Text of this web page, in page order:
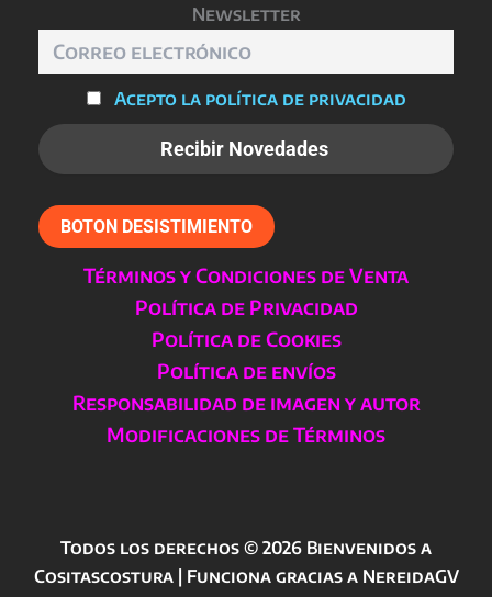
Newsletter
Acepto la política de privacidad
BOTON DESISTIMIENTO
Términos y Condiciones de Venta
Política de Privacidad
Política de Cookies
Política de envíos
Responsabilidad de imagen y autor
Modificaciones de Términos
Todos los derechos © 2026 Bienvenidos a
Cositascostura | Funciona gracias a NereidaGV